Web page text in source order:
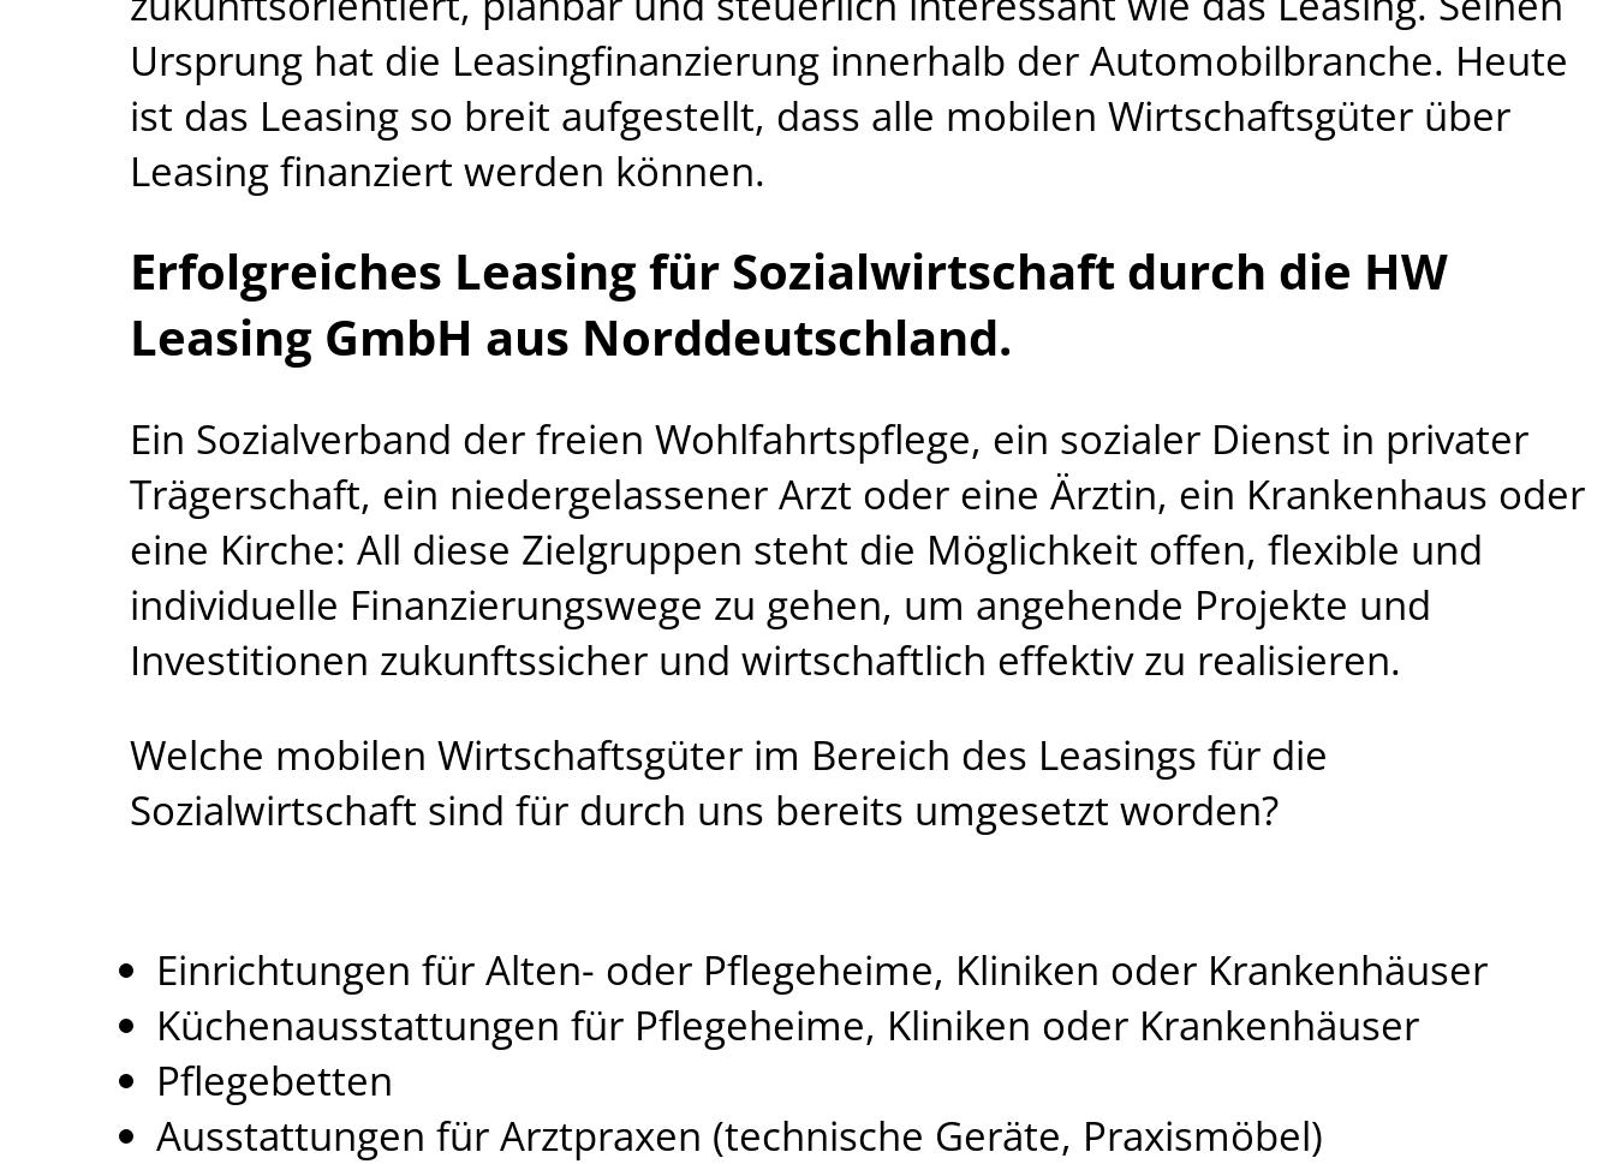
Ursprung hat die Leasingfinanzierung innerhalb der Automobilbranche. Heute
ist das Leasing so breit aufgestellt, dass alle mobilen Wirtschaftsgüter über
Leasing finanziert werden können.
Erfolgreiches Leasing für Sozialwirtschaft durch die HW
Leasing GmbH aus Norddeutschland.
Ein Sozialverband der freien Wohlfahrtspflege, ein sozialer Dienst in privater
Trägerschaft, ein niedergelassener Arzt oder eine Ärztin, ein Krankenhaus oder
eine Kirche: All diese Zielgruppen steht die Möglichkeit offen, flexible und
individuelle Finanzierungswege zu gehen, um angehende Projekte und
Investitionen zukunftssicher und wirtschaftlich effektiv zu realisieren.
Welche mobilen Wirtschaftsgüter im Bereich des Leasings für die
Sozialwirtschaft sind für durch uns bereits umgesetzt worden?
Einrichtungen für Alten- oder Pflegeheime, Kliniken oder Krankenhäuser
Küchenausstattungen für Pflegeheime, Kliniken oder Krankenhäuser
Pflegebetten
Ausstattungen für Arztpraxen (technische Geräte, Praxismöbel)